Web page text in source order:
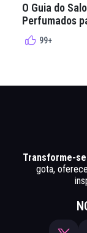
O Guia do
Perfumados
99+
Transforme-
gota,